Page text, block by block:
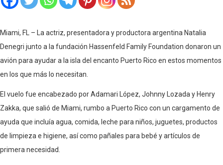
Miami, FL – La actriz, presentadora y productora argentina Natalia
Denegri junto a la fundación Hassenfeld Family Foundation donaron un
avión para ayudar a la isla del encanto Puerto Rico en estos momentos
en los que más lo necesitan.
El vuelo fue encabezado por Adamari López, Johnny Lozada y Henry
Zakka, que salió de Miami, rumbo a Puerto Rico con un cargamento de
ayuda que incluía agua, comida, leche para niños, juguetes, productos
de limpieza e higiene, así como pañales para bebé y artículos de
primera necesidad.